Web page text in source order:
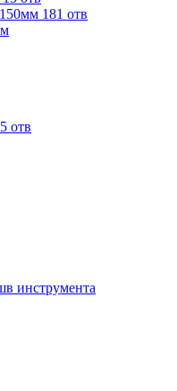
181 отв
отв
инструмента